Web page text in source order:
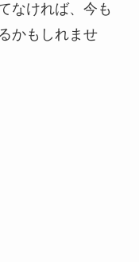
なければ、今も
かもしれませ